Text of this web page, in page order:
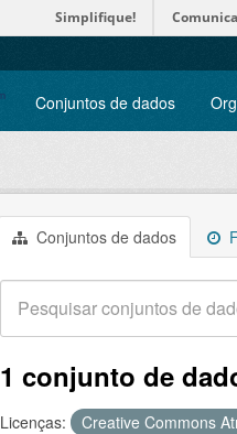
Simplifique!
Conjuntos de dados
Conjuntos de dados
1 conjunto de
Licenças: Creative Commons